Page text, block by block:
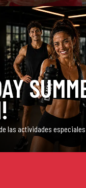
las actividades especiales